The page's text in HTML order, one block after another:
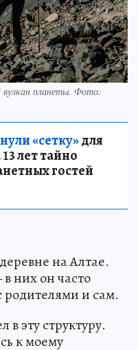
вулкан планеты. Фото:
«сетку»для
лет тайно
гостей
на Алтае.
них он часто
родителями и сам.
эту структуру.
к моему